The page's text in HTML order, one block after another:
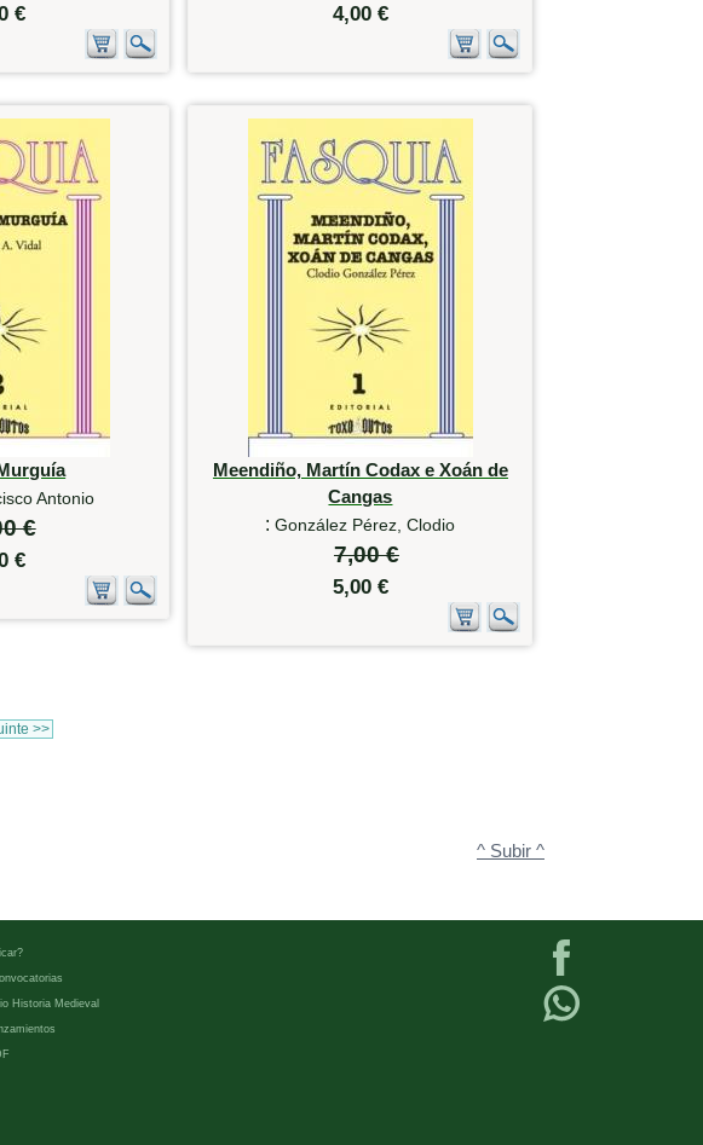
€ 4,00 €
Antonio
€
€
Meendiño, Martín Codax e Xoán de
Cangas
:González Pérez, Clodio
7,00 €
5,00 €
>>
^ Subir ^
Historia Medieval